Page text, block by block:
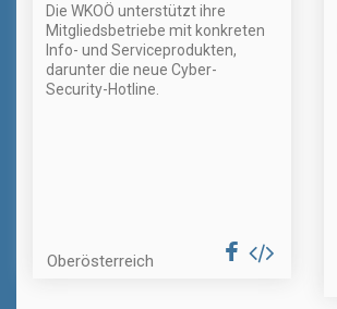
Die WKOÖ unterstützt ihre
Mitgliedsbetriebe mit konkreten
Info- und Serviceprodukten,
darunter die neue Cyber-
Security-Hotline.
Oberösterreich